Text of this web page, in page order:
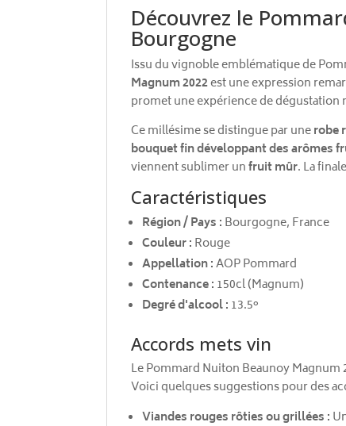
Découvrez le
Bourgogne
Issu du vignoble emblématique de
Magnum 2022est une expression
promet une expérience de dégustation
Ce millésime se distingue par unerobe
bouquet fin développant des arômes
viennent sublimer unfruit mûr. La
Caractéristiques
Région / Pays : Bourgogne, France
Couleur : Rouge
Appellation :AOP Pommard
Contenance : 150cl (Magnum)
Degré d'alcool : 13.5°
Accords mets vin
Le Pommard Nuiton Beaunoy Magnum
Voici quelques suggestions pour des
Viandes rouges rôties ou grillées :